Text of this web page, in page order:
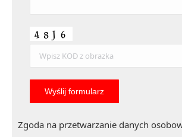
Zgoda na przetwarzanie danych